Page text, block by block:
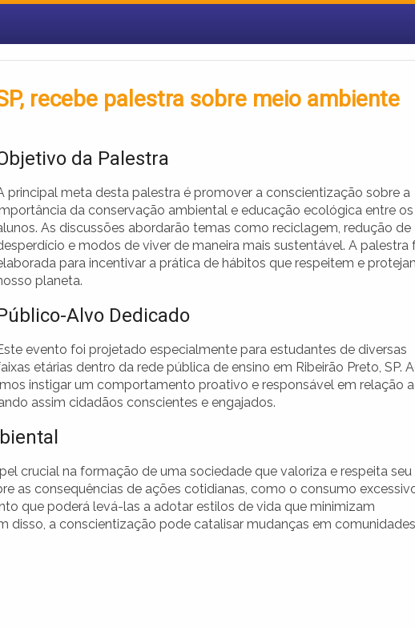
recebe palestra sobre meio ambiente
da Palestra
principal meta desta palestra é promover a conscientização sobre a
da conservação ambiental e educação ecológica entre os
As discussões abordarão temas como reciclagem, redução de
e modos de viver de maneira mais sustentável. A palestra
para incentivar a prática de hábitos que respeitem e
planeta.
Alvo Dedicado
evento foi projetado especialmente para estudantes de diversas
etárias dentro da rede pública de ensino em Ribeirão Preto, SP.
instigar um comportamento proativo e responsável em relação
assim cidadãos conscientes e engajados.
crucial na formação de uma sociedade que valoriza e respeita seu
as consequências de ações cotidianas, como o consumo
que poderá levá-las a adotar estilos de vida que minimizam
disso, a conscientização pode catalisar mudanças em comunidades